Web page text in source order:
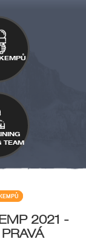
TEAM
2021 -